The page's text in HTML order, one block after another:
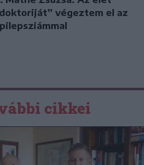
végeztem el az
cikkei